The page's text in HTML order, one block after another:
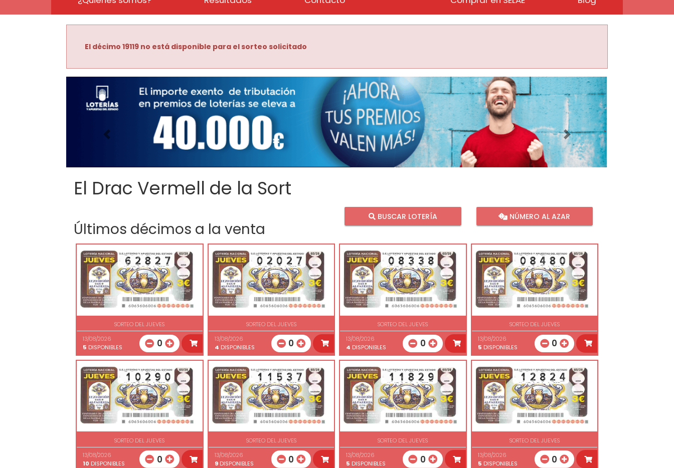
El décimo 19119 no está disponible para el sorteo solicitado
Imagen anterior Imagen siguiente
El Drac Vermell de la Sort
Últimos décimos a la venta
BUSCAR LOTERÍA NÚMERO AL AZAR
SORTEO DEL JUEVES
13/08/2026
5 DISPONIBLES 0
SORTEO DEL JUEVES
13/08/2026
4 DISPONIBLES 0
SORTEO DEL JUEVES
13/08/2026
4 DISPONIBLES 0
SORTEO DEL JUEVES
13/08/2026
5 DISPONIBLES 0
SORTEO DEL JUEVES
13/08/2026
10 DISPONIBLES 0
SORTEO DEL JUEVES
13/08/2026
9DISPONIBLES 0
SORTEO DEL JUEVES
13/08/2026
5 DISPONIBLES 0
SORTEO DEL JUEVES
13/08/2026
5 DISPONIBLES 0